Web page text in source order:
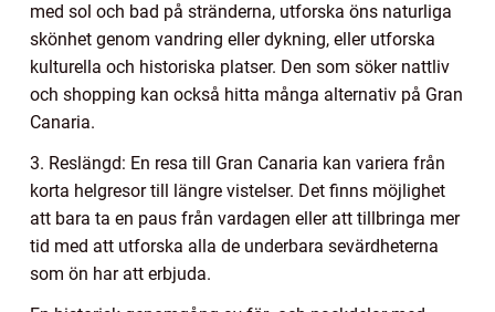
med sol och bad på stränderna, utforska öns naturliga
skönhet genom vandring eller dykning, eller utforska
kulturella och historiska platser. Den som söker nattliv
och shopping kan också hitta många alternativ på Gran
Canaria.
3. Reslängd: En resa till Gran Canaria kan variera från
korta helgresor till längre vistelser. Det finns möjlighet
att bara ta en paus från vardagen eller att tillbringa mer
tid med att utforska alla de underbara sevärdheterna
som ön har att erbjuda.